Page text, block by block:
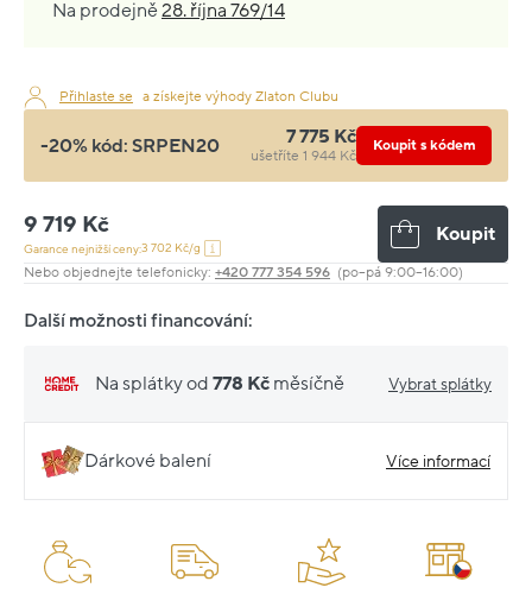
Na prodejně28. října 769/14
Přihlaste se a získejte výhody Zlaton Clubu
-20% kód: SRPEN20 7 775 Kč
ušetříte 1 944 Kč
Koupit s kódem
9 719 Kč
Garance nejnižší ceny:3 702 Kč/g
Koupit
Nebo objednejte telefonicky: +420 777 354 596 (po–pá 9:00–16:00)
Další možnosti financování:
Na splátky od 778 Kč měsíčně Vybrat splátky
Dárkové balení Více informací